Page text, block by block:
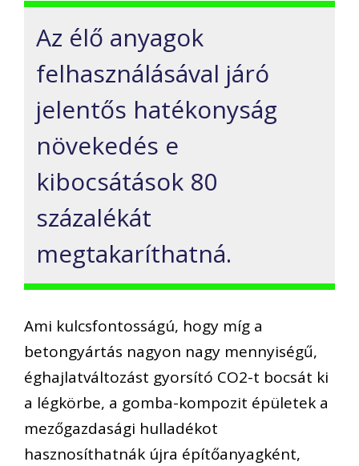
Az élő anyagok
felhasználásával járó
jelentős hatékonyság
növekedés e
kibocsátások 80
százalékát
megtakaríthatná.
Ami kulcsfontosságú, hogy míg a
betongyártás nagyon nagy mennyiségű,
éghajlatváltozást gyorsító CO2-t bocsát ki
a légkörbe, a gomba-kompozit épületek a
mezőgazdasági hulladékot
hasznosíthatnák újra építőanyagként,